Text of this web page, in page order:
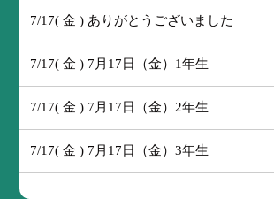
7/17( 金 ) ありがとうございました
7/17( 金 ) 7月17日（金）1年生
7/17( 金 ) 7月17日（金）2年生
7/17( 金 ) 7月17日（金）3年生